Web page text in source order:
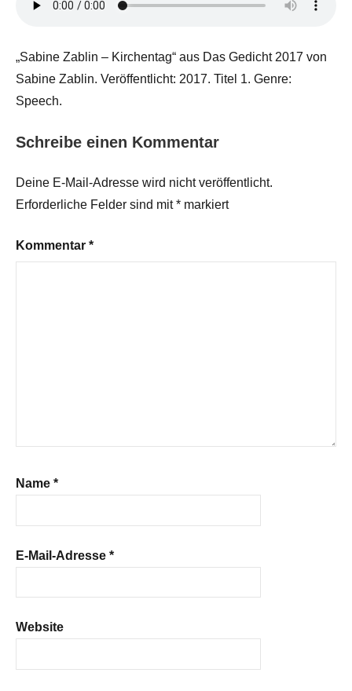
„Sabine Zablin – Kirchentag“ aus Das Gedicht 2017 von
Sabine Zablin. Veröffentlicht: 2017. Titel 1. Genre:
Speech.
Schreibe einen Kommentar
Deine E-Mail-Adresse wird nicht veröffentlicht.
Erforderliche Felder sind mit* markiert
Kommentar *
Name *
E-Mail-Adresse *
Website